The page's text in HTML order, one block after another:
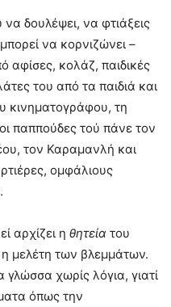
δουλέψει, να φτιάξεις
να κορνιζώνει –
αφίσες, κολάζ, παιδικές
του από τα παιδιά και
κινηματογράφου, τη
παππούδες τού πάνε τον
τον Καραμανλή και
ομφάλιους
αρχίζει η θητεία του
μελέτη των βλεμμάτων.
γλώσσα χωρίς λόγια, γιατί
όπως την